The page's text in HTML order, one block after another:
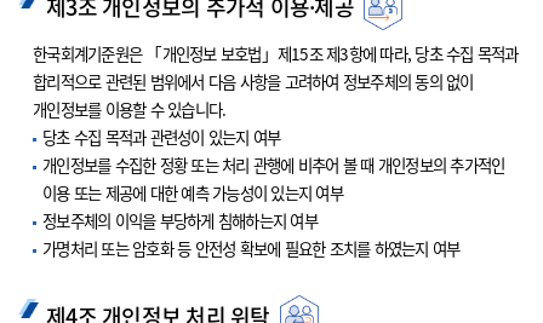
제3조 개인정보의 추가적 이용·제공
한국회계기준원은 「개인정보 보호법」제15조 제3항에 따라, 당초 수집 목적과
합리적으로 관련된 범위에서 다음 사항을 고려하여 정보주체의 동의 없이
개인정보를 이용할 수 있습니다.
당초 수집 목적과 관련성이 있는지 여부
개인정보를 수집한 정황 또는 처리 관행에 비추어 볼 때 개인정보의 추가적인
이용 또는 제공에 대한 예측 가능성이 있는지 여부
정보주체의 이익을 부당하게 침해하는지 여부
가명처리 또는 암호화 등 안전성 확보에 필요한 조치를 하였는지 여부